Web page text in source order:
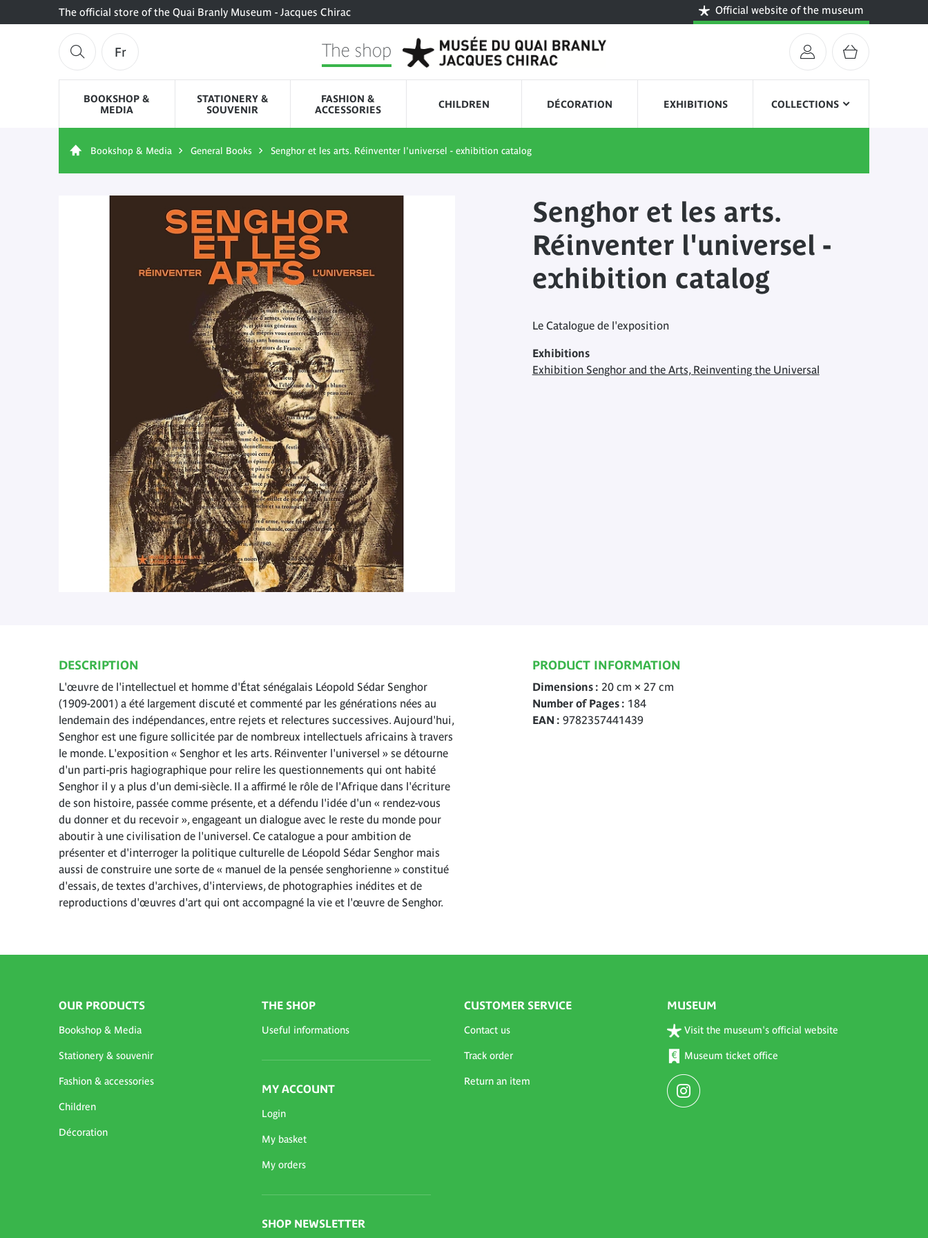
The official store of the Quai Branly Museum - Jacques Chirac Official website of the museum
Fr The shop
BOOKSHOP &
MEDIA
STATIONERY &
SOUVENIR
FASHION &
ACCESSORIES
CHILDREN DÉCORATION EXHIBITIONS COLLECTIONS
Bookshop & Media General Books Senghor et les arts. Réinventer l'universel - exhibition catalog
Senghor et les arts.
Réinventer l'universel -
exhibition catalog
Le Catalogue de l'exposition
Exhibitions
Exhibition Senghor and the Arts, Reinventing the Universal
DESCRIPTION
L'œuvre de l'intellectuel et homme d'État sénégalais Léopold Sédar Senghor
(1909-2001) a été largement discuté et commenté par les générations nées au
lendemain des indépendances, entre rejets et relectures successives. Aujourd'hui,
Senghor est une figure sollicitée par de nombreux intellectuels africains à travers
le monde. L'exposition « Senghor et les arts. Réinventer l'universel » se détourne
d'un parti-pris hagiographique pour relire les questionnements qui ont habité
Senghor il y a plus d'un demi-siècle. Il a affirmé le rôle de l'Afrique dans l'écriture
de son histoire, passée comme présente, et a défendu l'idée d'un « rendez-vous
du donner et du recevoir », engageant un dialogue avec le reste du monde pour
aboutir à une civilisation de l'universel. Ce catalogue a pour ambition de
présenter et d'interroger la politique culturelle de Léopold Sédar Senghor mais
aussi de construire une sorte de « manuel de la pensée senghorienne » constitué
d'essais, de textes d'archives, d'interviews, de photographies inédites et de
reproductions d'œuvres d'art qui ont accompagné la vie et l'œuvre de Senghor.
PRODUCT INFORMATION
Dimensions
20 cm × 27 cm
Number of Pages
184
EAN
9782357441439
OUR PRODUCTS
Bookshop & Media
Stationery & souvenir
Fashion & accessories
Children
Décoration
THE SHOP
Useful informations
MY ACCOUNT
Login
My basket
My orders
SHOP NEWSLETTER
CUSTOMER SERVICE
Contact us
Track order
Return an item
MUSEUM
Visit the museum's official website
Museum ticket office